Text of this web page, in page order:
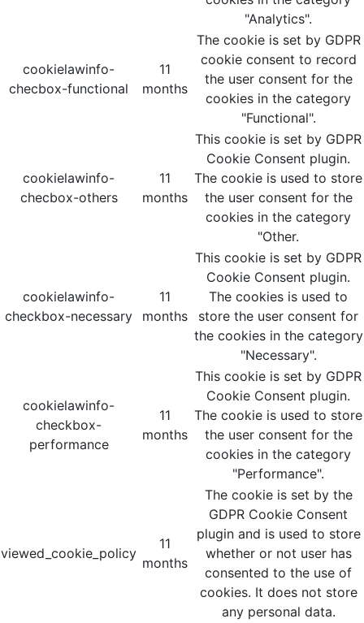
"Analytics".
cookielawinfo-
checbox-functional
11
months
The cookie is set by GDPR
cookie consent to record
the user consent for the
cookies in the category
"Functional".
cookielawinfo-
checbox-others
11
months
This cookie is set by GDPR
Cookie Consent plugin.
The cookie is used to store
the user consent for the
cookies in the category
"Other.
cookielawinfo-
checkbox-necessary
11
months
This cookie is set by GDPR
Cookie Consent plugin.
The cookies is used to
store the user consent for
the cookies in the category
"Necessary".
cookielawinfo-
checkbox-
performance
11
months
This cookie is set by GDPR
Cookie Consent plugin.
The cookie is used to store
the user consent for the
cookies in the category
"Performance".
viewed_cookie_policy
11
months
The cookie is set by the
GDPR Cookie Consent
plugin and is used to store
whether or not user has
consented to the use of
cookies. It does not store
any personal data.